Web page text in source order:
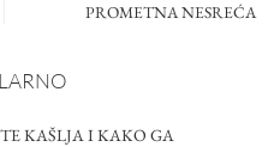
PROMETNA NESREĆA
KAŠLJA I KAKO GA